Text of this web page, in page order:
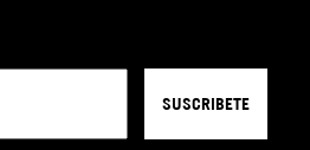
SUSCRIBETE